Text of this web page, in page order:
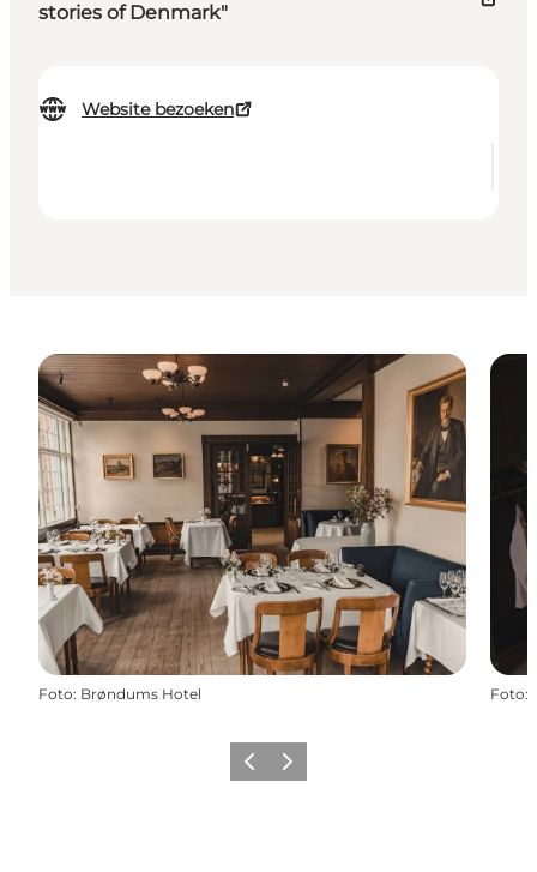
stories of Denmark"
Website bezoeken
Foto: Brøndums Hotel Foto:
Vorige Volgende